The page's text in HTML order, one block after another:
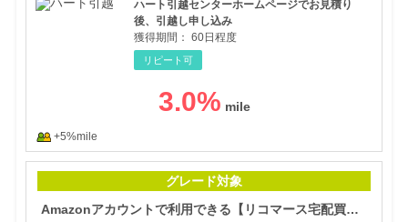
ハート引越センターホームページでお見積り
後、引越し申し込み
獲得期間： 60日程度
リピート可
3.0%
+5%mile
グレード対象
Amazonアカウントで利用できる【リコマース宅配買取サービス】